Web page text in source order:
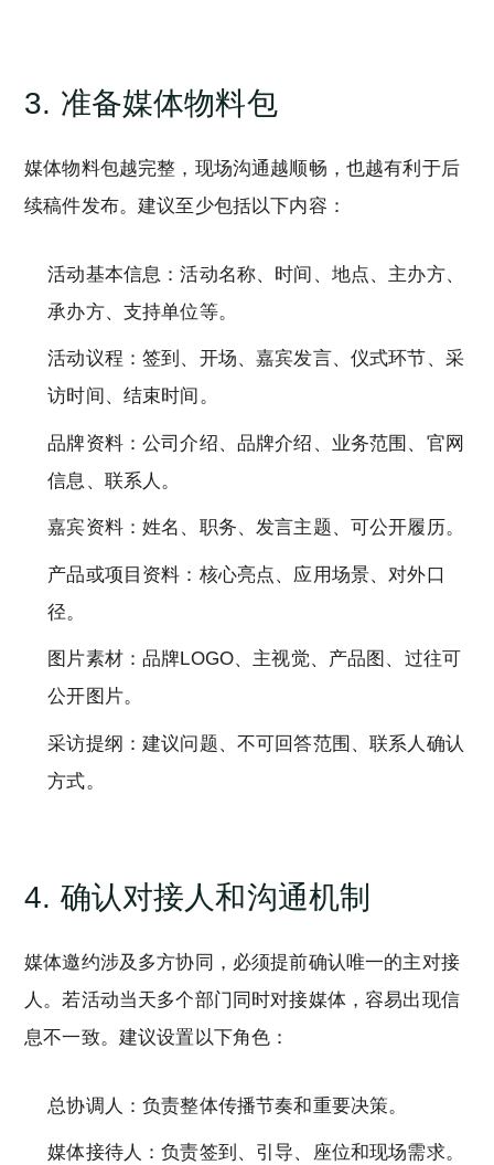
3. 准备媒体物料包
媒体物料包越完整，现场沟通越顺畅，也越有利于后
续稿件发布。建议至少包括以下内容：
活动基本信息：活动名称、时间、地点、主办方、
承办方、支持单位等。
活动议程：签到、开场、嘉宾发言、仪式环节、采
访时间、结束时间。
品牌资料：公司介绍、品牌介绍、业务范围、官网
信息、联系人。
嘉宾资料：姓名、职务、发言主题、可公开履历。
产品或项目资料：核心亮点、应用场景、对外口
径。
图片素材：品牌LOGO、主视觉、产品图、过往可
公开图片。
采访提纲：建议问题、不可回答范围、联系人确认
方式。
4. 确认对接人和沟通机制
媒体邀约涉及多方协同，必须提前确认唯一的主对接
人。若活动当天多个部门同时对接媒体，容易出现信
息不一致。建议设置以下角色：
总协调人：负责整体传播节奏和重要决策。
媒体接待人：负责签到、引导、座位和现场需求。